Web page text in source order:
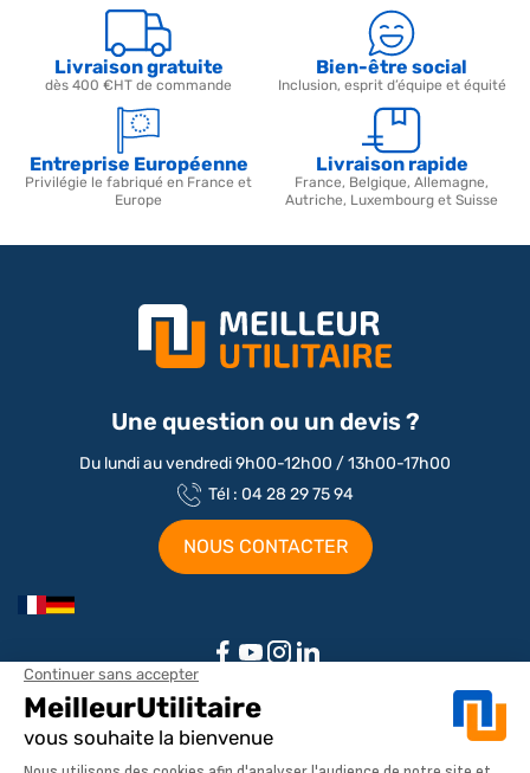
Livraison gratuite
dès 400 €HT de commande
Bien-être social
Inclusion, esprit d’équipe et équité
Entreprise Européenne
Privilégie le fabriqué en France et
Europe
Livraison rapide
France, Belgique, Allemagne,
Autriche, Luxembourg et Suisse
Une question ou un devis ?
Du lundi au vendredi 9h00-12h00 / 13h00-17h00
Tél : 04 28 29 75 94
NOUS CONTACTER
Aménagements par marque / modèle